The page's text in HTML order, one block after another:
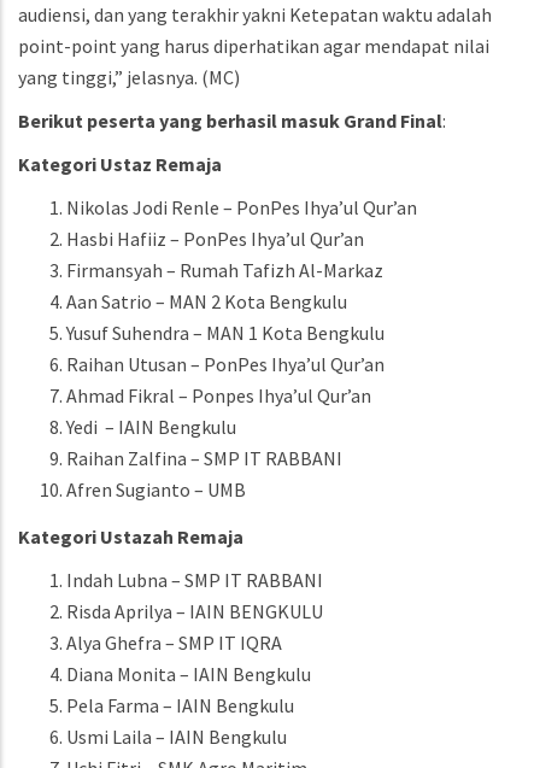
audiensi, dan yang terakhir yakni Ketepatan waktu adalah
point-point yang harus diperhatikan agar mendapat nilai
yang tinggi,” jelasnya. (MC)
Berikut peserta yang berhasil masuk Grand Final:
Kategori Ustaz Remaja
Nikolas Jodi Renle – PonPes Ihya’ul Qur’an
Hasbi Hafiiz – PonPes Ihya’ul Qur’an
Firmansyah – Rumah Tafizh Al-Markaz
Aan Satrio – MAN 2 Kota Bengkulu
Yusuf Suhendra – MAN 1 Kota Bengkulu
Raihan Utusan – PonPes Ihya’ul Qur’an
Ahmad Fikral – Ponpes Ihya’ul Qur’an
Yedi – IAIN Bengkulu
Raihan Zalfina – SMP IT RABBANI
Afren Sugianto – UMB
Kategori Ustazah Remaja
Indah Lubna – SMP IT RABBANI
Risda Aprilya – IAIN BENGKULU
Alya Ghefra – SMP IT IQRA
Diana Monita – IAIN Bengkulu
Pela Farma – IAIN Bengkulu
Usmi Laila – IAIN Bengkulu